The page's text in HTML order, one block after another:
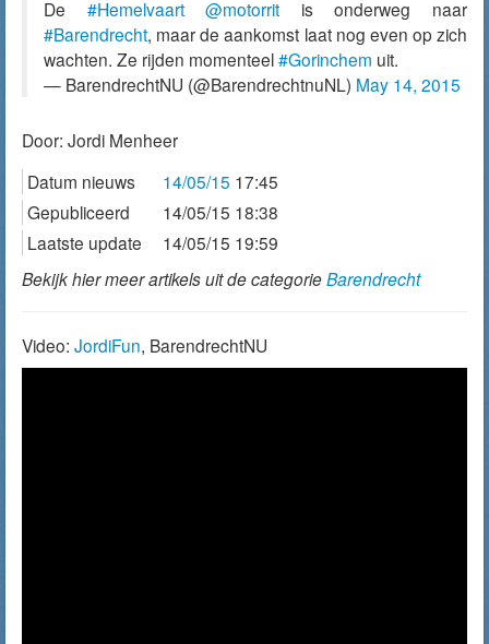
De #Hemelvaart @motorrit is onderweg naar
#Barendrecht, maar de aankomst laat nog even op zich
wachten. Ze rijden momenteel#Gorinchem uit.
— BarendrechtNU (@BarendrechtnuNL) May 14, 2015
Door: Jordi Menheer
Datum nieuws
14/05/15 17:45
Gepubliceerd
14/05/15 18:38
Laatste update
14/05/15 19:59
Bekijk hier meer artikels uit de categorieBarendrecht
Video: JordiFun, BarendrechtNU